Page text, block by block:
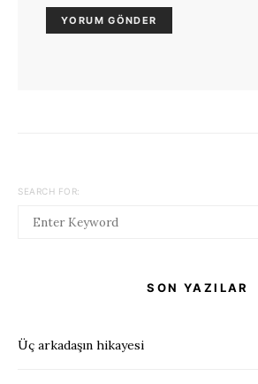
SEARCH FOR:
SON YAZILAR
Üç arkadaşın hikayesi